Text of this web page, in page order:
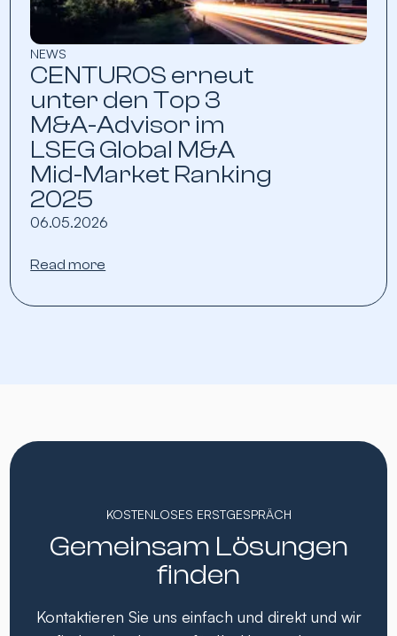
NEWS
CENTUROS erneut
unter den Top 3
M&A-Advisor im
LSEG Global M&A
Mid-Market Ranking
2025
06.05.2026
Read more
KOSTENLOSES ERSTGESPRÄCH
Gemeinsam Lösungen
finden
Kontaktieren Sie uns einfach und direkt und wir